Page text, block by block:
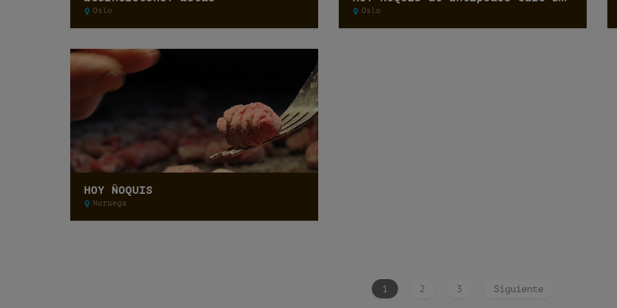
Oslo Oslo
HOY ÑOQUIS
Noruega
1 2 3 Siguiente